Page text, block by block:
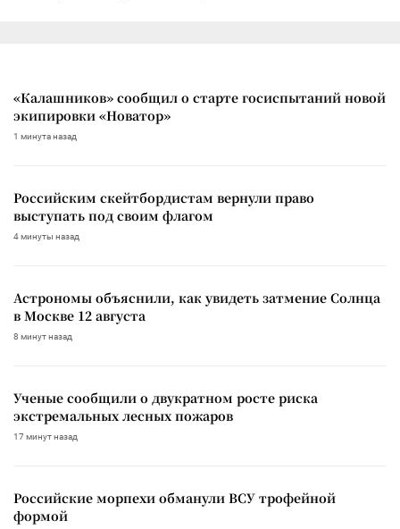
«Калашников» сообщил о старте госиспытаний новой
экипировки «Новатор»
1 минута назад
Российским скейтбордистам вернули право
выступать под своим флагом
4 минуты назад
Астрономы объяснили, как увидеть затмение Солнца
в Москве 12 августа
8 минут назад
Ученые сообщили о двукратном росте риска
экстремальных лесных пожаров
17 минут назад
Российские морпехи обманули ВСУ трофейной
формой